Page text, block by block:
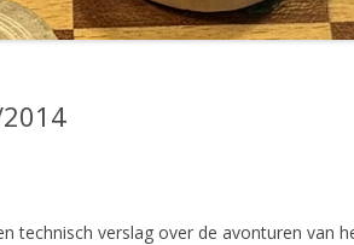
technisch verslag over de avonturen van